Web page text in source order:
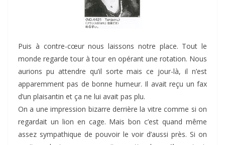
Puis à contre-cœur nous laissons notre place. Tout le
monde regarde tour à tour en opérant une rotation. Nous
aurions pu attendre qu’il sorte mais ce jour-là, il n’est
apparemment pas de bonne humeur. Il avait reçu un fax
d’un plaisantin et ça ne lui avait pas plu.
On a une impression bizarre derrière la vitre comme si on
regardait un lion en cage. Mais bon c’est quand même
assez sympathique de pouvoir le voir d’aussi près. Si on